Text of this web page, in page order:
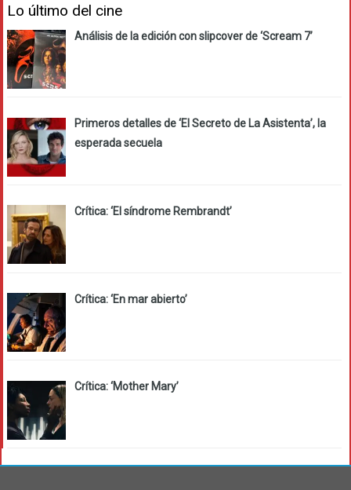
Lo último del cine
Análisis de la edición con slipcover de ‘Scream 7’
Primeros detalles de ‘El Secreto de La Asistenta’, la
esperada secuela
Crítica: ‘El síndrome Rembrandt’
Crítica: ‘En mar abierto’
Crítica: ‘Mother Mary’